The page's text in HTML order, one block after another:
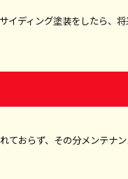
イディング塗装をしたら、
ておらず、その分メンテナ